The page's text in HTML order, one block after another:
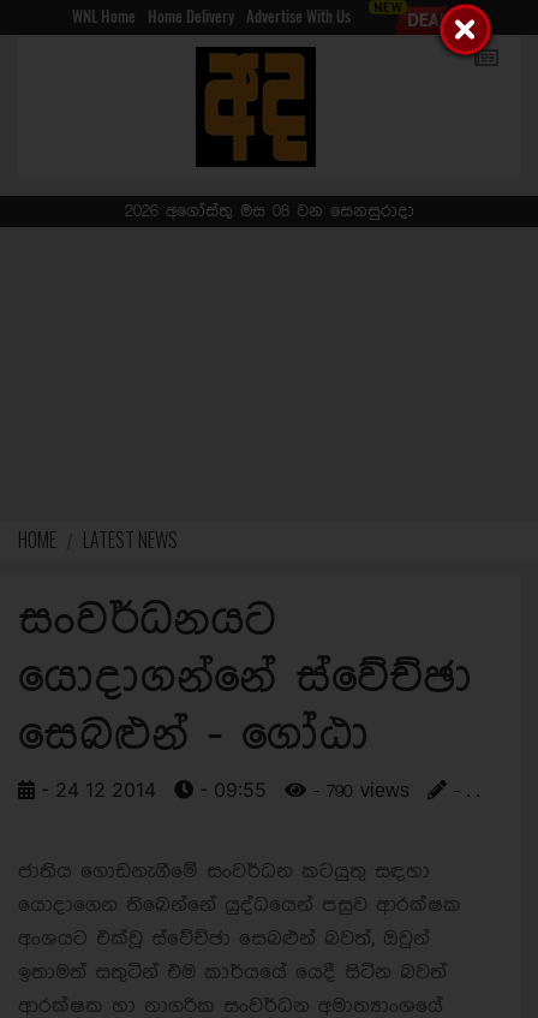
WNL Home Home Delivery Advertise With Us
2026 අගෝස්තු මස 08 වන සෙනසුරාදා
HOME LATEST NEWS
සංවර්ධනයට
යොදාගන්නේ ස්වේච්ඡා
සෙබළුන් - ගෝඨා
- 24 12 2014 - 09:55 - 790 views - . .
ජාතිය ගොඩනැගීමේ සංවර්ධන කටයුතු සඳහා
යොදාගෙන තිබෙන්නේ යුද්ධයෙන් පසුව ආරක්ෂක
අංශයට එක්වූ ස්වේච්ඡා සෙබළුන් බවත්, ඔවුන්
ඉතාමත් සතුටින් එම කාර්යයේ යෙදී සිටින බවත්
ආරක්ෂක හා නාගරික සංවර්ධන අමාත්‍යාංශයේ